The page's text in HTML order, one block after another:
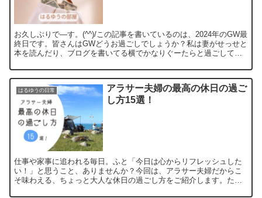
お久しぶりで―す。(^^)/この記事を書いているのは、2024年のGW最
終日です。皆さんはGWどうお過ごしでしょうか？私は妻がせっせと
本を読んだり、ブログを書いてる横でかなりぐーたらと過ごしてし
はるゆうの日常
アラサー夫婦の最高の休日の過ご
し方15選！
仕事や家事に追われる毎日。ふと「今日は心からリフレッシュした
い！」と思うこと、ありませんか？今回は、アラサー夫婦だからこ
そ味わえる、ちょっと大人な休日の過ごし方をご紹介します。たま